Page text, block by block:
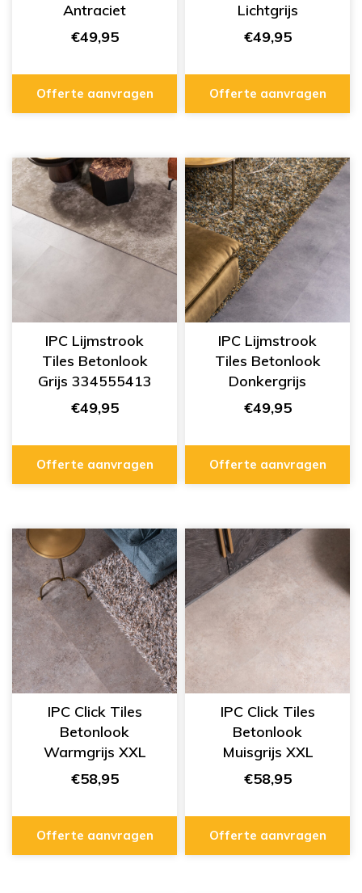
Antraciet
334555429
€49,95
Offerte aanvragen
Lichtgrijs
334555412
€49,95
Offerte aanvragen
IPC Lijmstrook
Tiles Betonlook
Grijs 334555413
€49,95
Offerte aanvragen
IPC Lijmstrook
Tiles Betonlook
Donkergrijs
334555414
€49,95
Offerte aanvragen
IPC Click Tiles
Betonlook
Warmgrijs XXL
334555428
€58,95
Offerte aanvragen
IPC Click Tiles
Betonlook
Muisgrijs XXL
334555427
€58,95
Offerte aanvragen